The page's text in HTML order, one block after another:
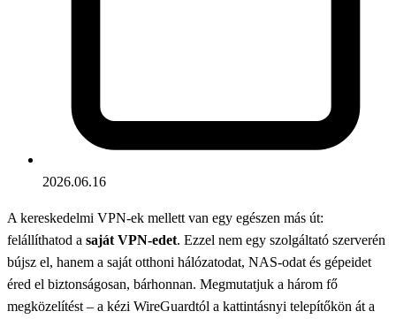
2026.06.16
A kereskedelmi VPN-ek mellett van egy egészen más út:
felállíthatod a saját VPN-edet. Ezzel nem egy szolgáltató szerverén
bújsz el, hanem a saját otthoni hálózatodat, NAS-odat és gépeidet
éred el biztonságosan, bárhonnan. Megmutatjuk a három fő
megközelítést – a kézi WireGuardtól a kattintásnyi telepítőkön át a